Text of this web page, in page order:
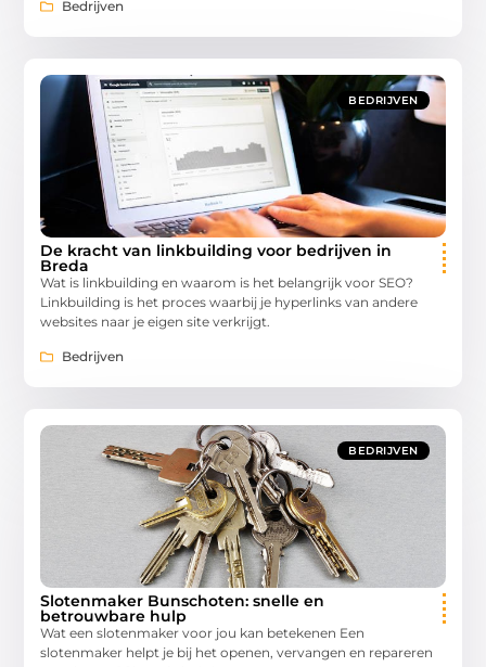
Bedrijven
BEDRIJVEN
De kracht van linkbuilding voor bedrijven in
Breda
Wat is linkbuilding en waarom is het belangrijk voor SEO?
Linkbuilding is het proces waarbij je hyperlinks van andere
websites naar je eigen site verkrijgt.
Bedrijven
BEDRIJVEN
Slotenmaker Bunschoten: snelle en
betrouwbare hulp
Wat een slotenmaker voor jou kan betekenen Een
slotenmaker helpt je bij het openen, vervangen en repareren